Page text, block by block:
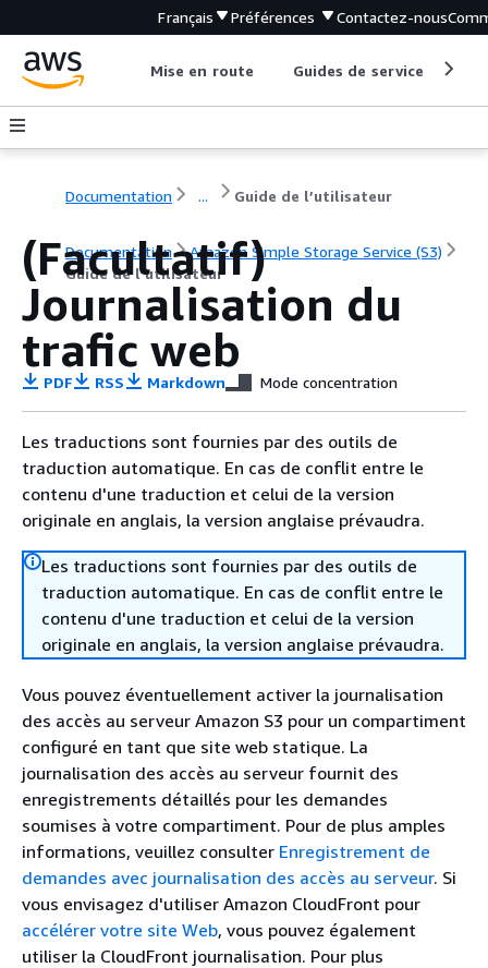
Français Préférences Contactez-nous
Mise en route Guides de service
Documentation ... Guide de l’utilisateur
Documentation
Amazon Simple Storage Service (S3)
Guide de l’utilisateur
(Facultatif)
Journalisation du
trafic web
PDF RSS Markdown Mode concentration
Les traductions sont fournies par des outils de
traduction automatique. En cas de conflit entre le
contenu d'une traduction et celui de la version
originale en anglais, la version anglaise prévaudra.
Les traductions sont fournies par des outils de
traduction automatique. En cas de conflit entre le
contenu d'une traduction et celui de la version
originale en anglais, la version anglaise prévaudra.
Vous pouvez éventuellement activer la journalisation
des accès au serveur Amazon S3 pour un compartiment
configuré en tant que site web statique. La
journalisation des accès au serveur fournit des
enregistrements détaillés pour les demandes
soumises à votre compartiment. Pour de plus amples
informations, veuillez consulter Enregistrement de
demandes avec journalisation des accès au serveur. Si
vous envisagez d'utiliser Amazon CloudFront pour
accélérer votre site Web, vous pouvez également
utiliser la CloudFront journalisation. Pour plus